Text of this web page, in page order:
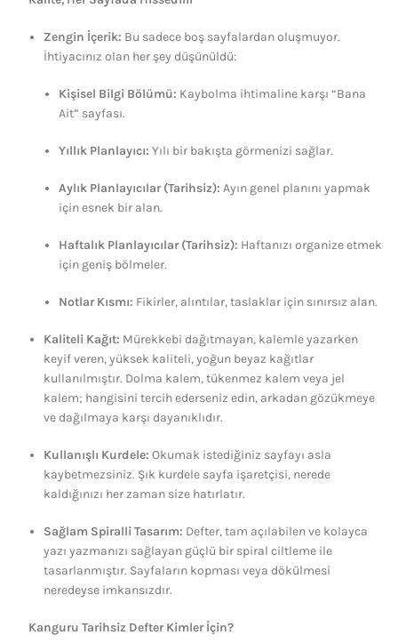
Zengin İçerik: Bu sadece boş sayfalardan oluşmuyor.
İhtiyacınız olan her şey düşünüldü:
Kişisel Bilgi Bölümü: Kaybolma ihtimaline karşı “Bana
Ait” sayfası.
Yıllık Planlayıcı: Yılı bir bakışta görmenizi sağlar.
Aylık Planlayıcılar (Tarihsiz): Ayın genel planını yapmak
için esnek bir alan.
Haftalık Planlayıcılar (Tarihsiz): Haftanızı organize etmek
için geniş bölmeler.
Notlar Kısmı: Fikirler, alıntılar, taslaklar için sınırsız alan.
Kaliteli Kağıt: Mürekkebi dağıtmayan, kalemle yazarken
keyif veren, yüksek kaliteli, yoğun beyaz kağıtlar
kullanılmıştır. Dolma kalem, tükenmez kalem veya jel
kalem; hangisini tercih ederseniz edin, arkadan gözükmeye
ve dağılmaya karşı dayanıklıdır.
Kullanışlı Kurdele: Okumak istediğiniz sayfayı asla
kaybetmezsiniz. Şık kurdele sayfa işaretçisi, nerede
kaldığınızı her zaman size hatırlatır.
Sağlam Spiralli Tasarım: Defter, tam açılabilen ve kolayca
yazı yazmanızı sağlayan güçlü bir spiral ciltleme ile
tasarlanmıştır. Sayfaların kopması veya dökülmesi
neredeyse imkansızdır.
Kanguru Tarihsiz Defter Kimler İçin?